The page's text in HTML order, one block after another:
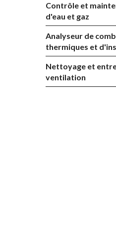
Contrôle et
d'eau et gaz
Analyseur de
thermiques et
Nettoyage et
ventilation